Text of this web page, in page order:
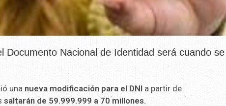
Documento Nacional de Identidad será cuando se
una nueva modificación para el DNI a partir de
saltarán de 59.999.999 a 70 millones.